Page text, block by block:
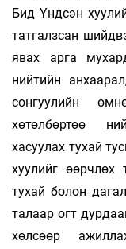
Бид Үндсэн
татгалзсан
явах арга
нийтийн
сонгуулийн
хөтөлбөртөө
хасуулах тухай
хуулийг
тухай болон
талаар огт
хөлсөөр